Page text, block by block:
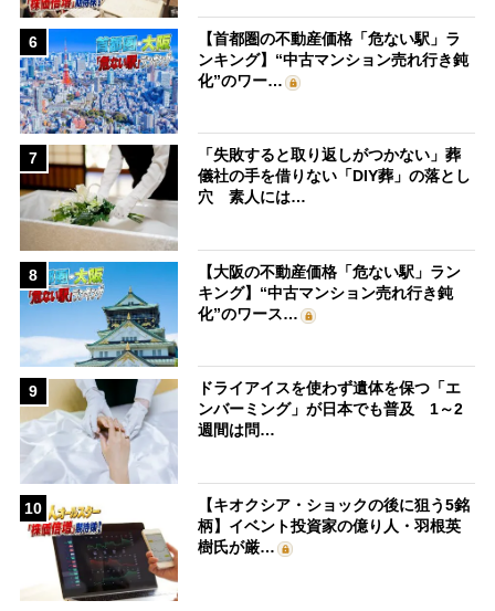
6
【首都圏の不動産価格「危ない駅」ラ
ンキング】“中古マンション売れ行き鈍
化”のワー…
7
「失敗すると取り返しがつかない」葬
儀社の手を借りない「DIY葬」の落とし
穴 素人には…
8
【大阪の不動産価格「危ない駅」ラン
キング】“中古マンション売れ行き鈍
化”のワース…
9
ドライアイスを使わず遺体を保つ「エ
ンバーミング」が日本でも普及 1～2
週間は問…
10
【キオクシア・ショックの後に狙う5銘
柄】イベント投資家の億り人・羽根英
樹氏が厳…